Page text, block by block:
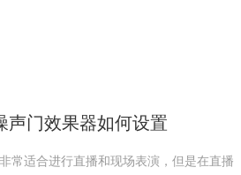
声门效果器如何设置
常适合进行直播和现场表演，但是在直播